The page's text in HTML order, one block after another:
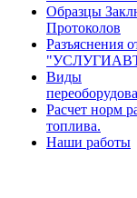
Образцы
Протоколов
Разъяснения
Виды
Расчет норм
топлива.
Наши работы